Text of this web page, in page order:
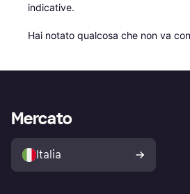
indicative.
Hai notato qualcosa che non va
Mercato
Italia